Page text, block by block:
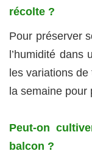
récolte ?
Pour préserver
l’humidité dans
les variations
la semaine pour
Peut-on
balcon ?